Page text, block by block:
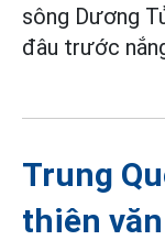
sông Dương
đâu trước
Trung
thiên